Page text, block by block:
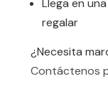
Llega en
regalar
¿Necesita
Contáctenos